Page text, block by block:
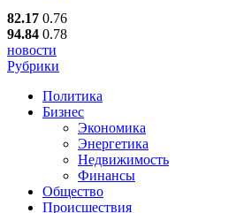
82.17 0.76
94.84 0.78
новости
Рубрики
Политика
Бизнес
Экономика
Энергетика
Недвижимость
Финансы
Общество
Происшествия